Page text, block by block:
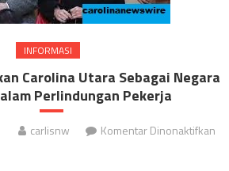
INFORMASI
Carolina Utara Sebagai Negara
Perlindungan Pekerja
carlisnw
Komentar Dinonaktifkan